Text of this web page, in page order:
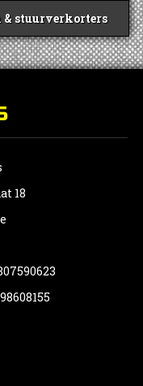
& stuurverkorters
18